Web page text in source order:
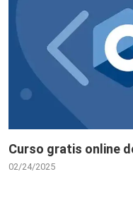
Curso gratis online
02/24/2025